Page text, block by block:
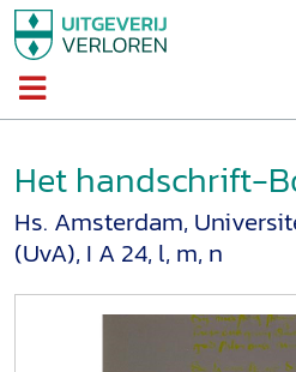
Het handschrift-
Hs. Amsterdam,
(UvA), I A 24, l, m, n